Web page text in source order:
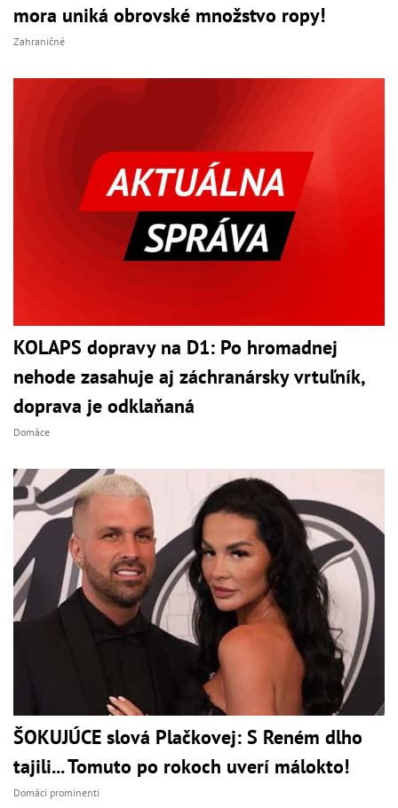
mora uniká obrovské množstvo ropy!
Zahraničné
KOLAPS dopravy na D1: Po hromadnej
nehode zasahuje aj záchranársky vrtuľník,
doprava je odklaňaná
Domáce
ŠOKUJÚCE slová Plačkovej: S Reném dlho
tajili... Tomuto po rokoch uverí málokto!
Domáci prominenti